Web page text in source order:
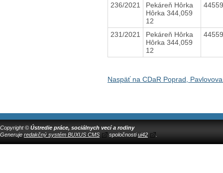
236/2021
Pekáreň Hôrka
Hôrka 344,059
12
231/2021
Pekáreň Hôrka
Hôrka 344,059
12
Naspäť na CDaR Poprad,
Copyright © Ústredie práce, sociálnych vecí a rodiny
Generuje redakčný systém BUXUS CMS spoločnostiui42